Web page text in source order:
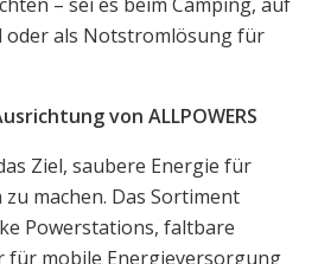
oder als Notstromlösung für
von ALLPOWERS
Ziel, saubere Energie für
machen. Das Sortiment
Powerstations, faltbare
für mobile Energieversorgung